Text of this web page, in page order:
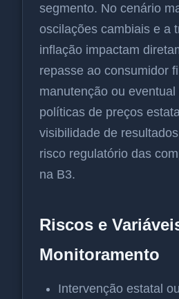
segmento. No cenário
oscilações cambiais e a
inflação impactam
repasse ao consumidor
manutenção ou eventual
políticas de preços
visibilidade de
risco regulatório das
na B3.
Riscos e
Monitoramento
Intervenção estatal